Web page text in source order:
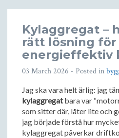
Kylaggregat –
rätt lösning för
energieffektiv
03 March 2026 - Posted in
Jag ska vara helt ärlig: jag
kylaggregatbara var
som sitter där, låter lite och
jag började förstå hur
kylaggregat påverkar